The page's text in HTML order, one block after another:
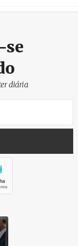
se
diária